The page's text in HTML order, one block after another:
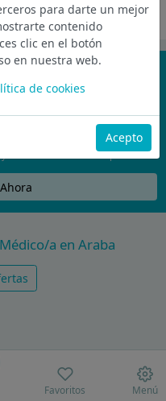
Oferta desactivada
por email las mejores
no te vamos a enviar spam
a en Araba
Favoritos Menú
para darte un mejor
contenido
clic en el botón
en nuestra web.
de cookies
Acepto